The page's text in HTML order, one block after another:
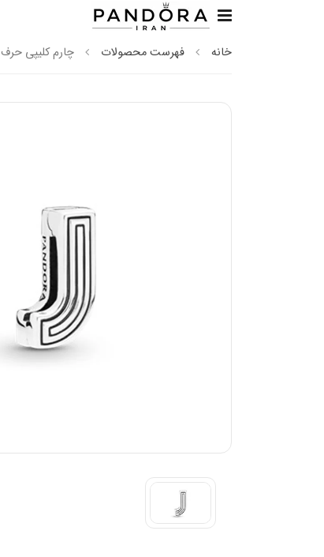
خانه فهرست محصولات چارم کلیپی حرف J الفبا رفلکشن پاندورا